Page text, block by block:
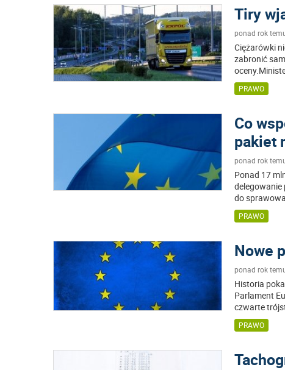
Tiry
ponad rok
Ciężarówki
zabronić
PRAWO
Co
pakiet
ponad rok
Ponad 17
delegowanie
do
PRAWO
Nowe
ponad rok
Historia
Parlament
czwarte
PRAWO